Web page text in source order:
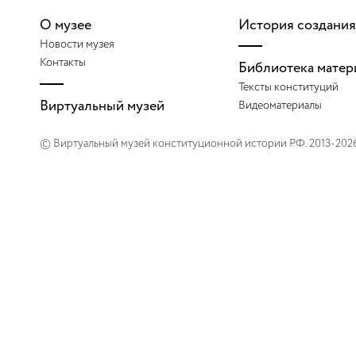
О музее
Новости музея
Контакты
Виртуальный музей
История создания
Библиотека
Тексты конституций
Видеоматериалы
© Виртуальный музей конституционной истории РФ. 2013-